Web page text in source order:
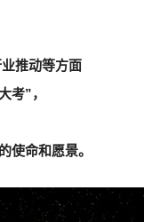
推动等方面
考”，
使命和愿景。